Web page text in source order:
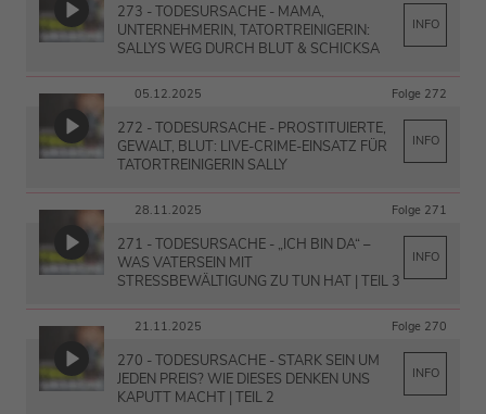
273 - TODESURSACHE - MAMA,
UNTERNEHMERIN, TATORTREINIGERIN:
SALLYS WEG DURCH BLUT & SCHICKSA
INFO
05.12.2025 Folge 272
272 - TODESURSACHE - PROSTITUIERTE,
GEWALT, BLUT: LIVE-CRIME-EINSATZ FÜR
TATORTREINIGERIN SALLY
INFO
28.11.2025 Folge 271
271 - TODESURSACHE - „ICH BIN DA“ –
WAS VATERSEIN MIT
STRESSBEWÄLTIGUNG ZU TUN HAT | TEIL 3
INFO
21.11.2025 Folge 270
270 - TODESURSACHE - STARK SEIN UM
JEDEN PREIS? WIE DIESES DENKEN UNS
KAPUTT MACHT | TEIL 2
INFO